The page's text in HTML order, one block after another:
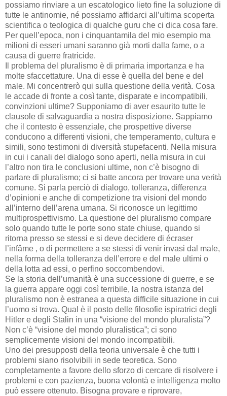
possiamo rinviare a un escatologico lieto fine la soluzione di
tutte le antinomie, né possiamo affidarci all’ultima scoperta
scientifica o teologica di qualche guru che ci dica cosa fare.
Per quell’epoca, non i cinquantamila del mio esempio ma
milioni di esseri umani saranno già morti dalla fame, o a
causa di guerre fratricide.
Il problema del pluralismo è di primaria importanza e ha
molte sfaccettature. Una di esse è quella del bene e del
male. Mi concentrerò qui sulla questione della verità. Cosa
le accade di fronte a così tante, disparate e incompatibili,
convinzioni ultime? Supponiamo di aver esaurito tutte le
clausole di salvaguardia a nostra disposizione. Sappiamo
che il contesto è essenziale, che prospettive diverse
conducono a differenti visioni, che temperamento, cultura e
simili, sono testimoni di diversità stupefacenti. Nella misura
in cui i canali del dialogo sono aperti, nella misura in cui
l’altro non tira le conclusioni ultime, non c’è bisogno di
parlare di pluralismo; ci si batte ancora per trovare una verità
comune. Si parla perciò di dialogo, tolleranza, differenza
d’opinioni e anche di competizione tra visioni del mondo
all’interno dell’arena umana. Si riconosce un legittimo
multiprospettivismo. La questione del pluralismo compare
solo quando tutte le porte sono state chiuse, quando si
ritorna presso se stessi e si deve decidere di écraser
l’infâme , o di permettere a se stessi di venir invasi dal male,
nella forma della tolleranza dell’errore e del male ultimi o
della lotta ad essi, o perfino soccombendovi.
Se la storia dell’umanità è una successione di guerre, e se
la guerra appare oggi così terribile, la nostra istanza del
pluralismo non è estranea a questa difficile situazione in cui
l’uomo si trova. Qual è il posto delle filosofie ispiratrici degli
Hitler e degli Stalin in una “visione del mondo pluralista”?
Non c’è “visione del mondo pluralistica”; ci sono
semplicemente visioni del mondo incompatibili.
Uno dei presupposti della teoria universale è che tutti i
problemi siano risolvibili in sede teoretica. Sono
completamente a favore dello sforzo di cercare di risolvere i
problemi e con pazienza, buona volontà e intelligenza molto
può essere ottenuto. Bisogna provare e riprovare,